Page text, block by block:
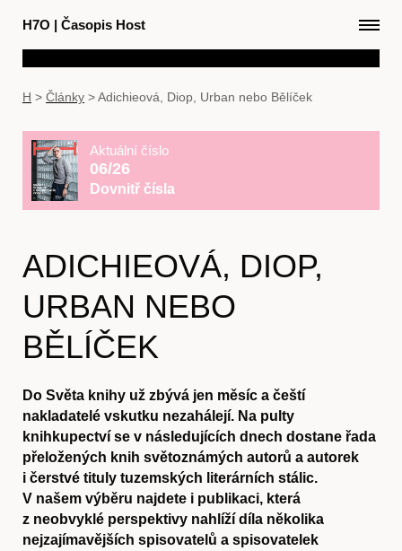
H7O | Časopis Host
H > Články >Adichieová, Diop, Urban nebo Bělíček
Aktuální číslo
06/26
Dovnitř čísla
ADICHIEOVÁ, DIOP,
URBAN NEBO
BĚLÍČEK
Do Světa knihy už zbývá jen měsíc a čeští
nakladatelé vskutku nezahálejí. Na pulty
knihkupectví se v následujících dnech dostane řada
přeložených knih světoznámých autorů a autorek
i čerstvé tituly tuzemských literárních stálic.
V našem výběru najdete i publikaci, která
z neobvyklé perspektivy nahlíží díla několika
nejzajímavějších spisovatelů a spisovatelek